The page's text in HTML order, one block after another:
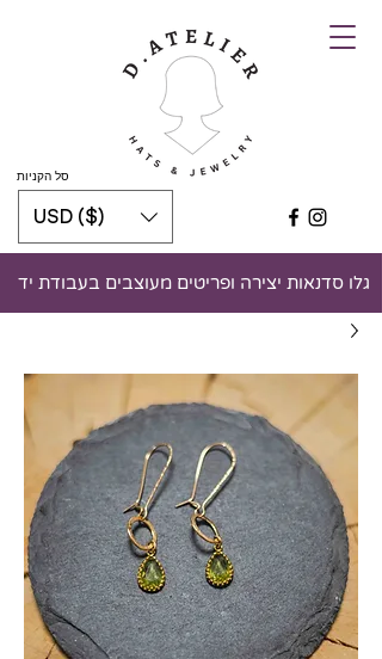
סל הקניות
גלו סדנאות יצירה ופריטים מעוצבים בעבודת יד
USD ($)